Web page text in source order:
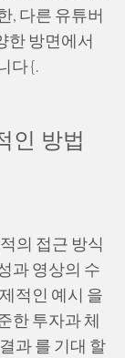
, 다른 유튜버
한 방면에서
다 {.
인 방법
의 접근 방식
과 영상의 수
적인 예시 을
한 투자과 체
과 를 기대 할